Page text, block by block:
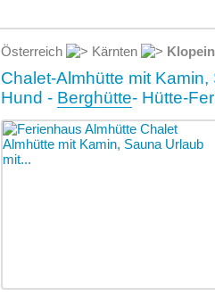
Österreich Kärnten
Chalet-Almhütte mit
Hund - Berghütte- Hütte-